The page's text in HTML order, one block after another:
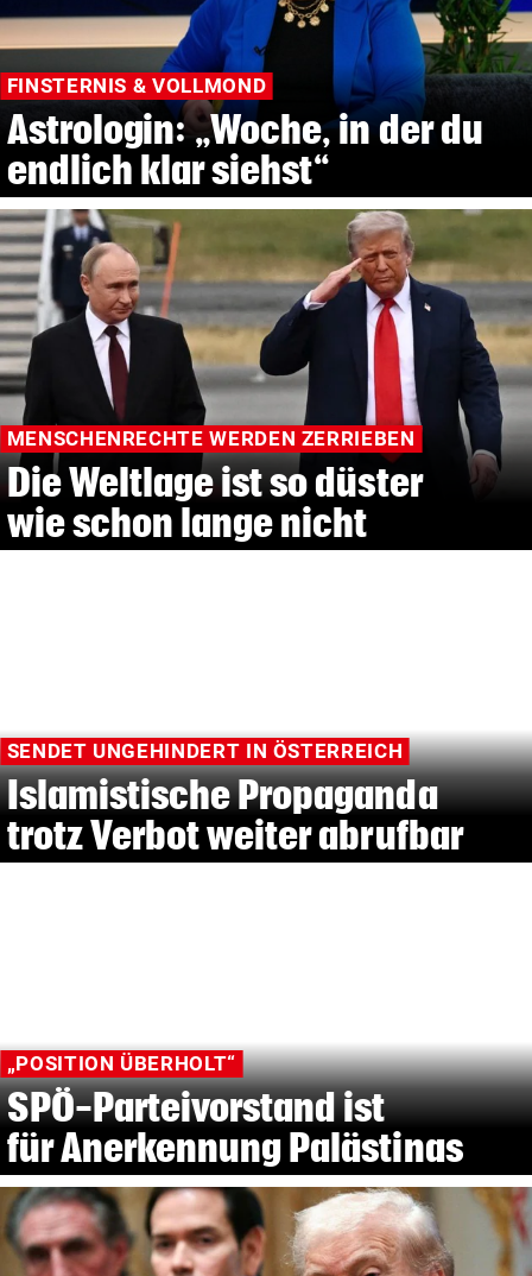
FINSTERNIS & VOLLMOND
Astrologin: „Woche, in der du
endlich klar siehst“
MENSCHENRECHTE WERDEN ZERRIEBEN
Die Weltlage ist so düster
wie schon lange nicht
SENDET UNGEHINDERT IN ÖSTERREICH
Islamistische Propaganda
trotz Verbot weiter abrufbar
„POSITION ÜBERHOLT“
SPÖ-Parteivorstand ist
für Anerkennung Palästinas